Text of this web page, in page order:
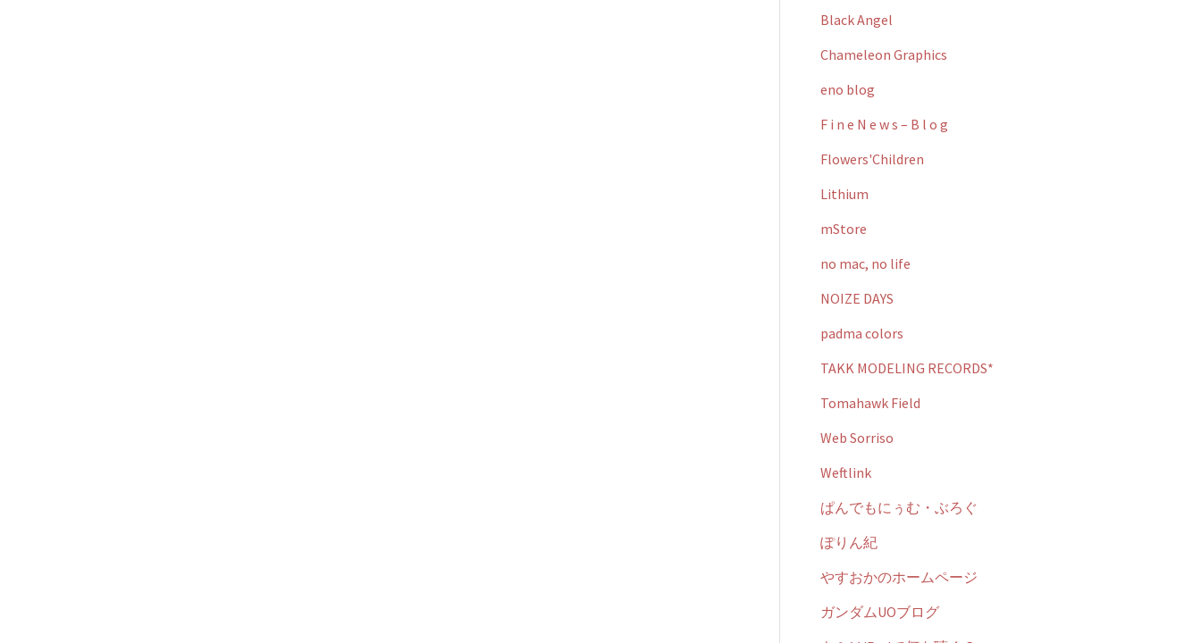
Black Angel
Chameleon Graphics
eno blog
F i n e N e w s – B l o g
Flowers'Children
Lithium
mStore
no mac, no life
NOIZE DAYS
padma colors
TAKK MODELING RECORDS*
Tomahawk Field
Web Sorriso
Weftlink
ぱんでもにぅむ・ぶろぐ
ぽりん紀
やすおかのホームページ
ガンダムUOブログ